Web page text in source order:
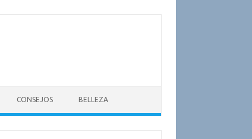
CONSEJOS BELLEZA